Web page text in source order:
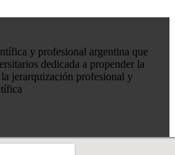
y profesional argentina que
dedicada a propender la
jerarquización profesional y